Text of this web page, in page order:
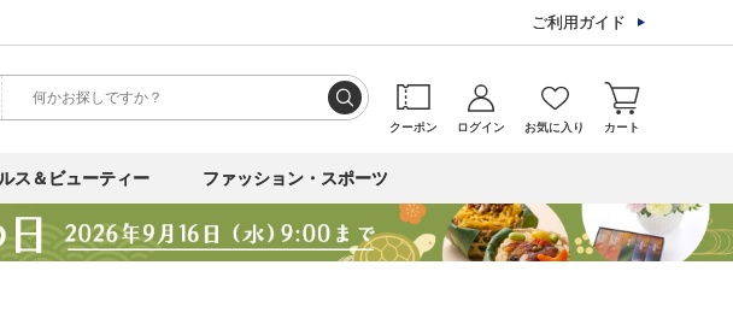
ご利用ガイド
クーポン ログイン お気に入り カート
ス＆ビューティー ファッション・スポーツ